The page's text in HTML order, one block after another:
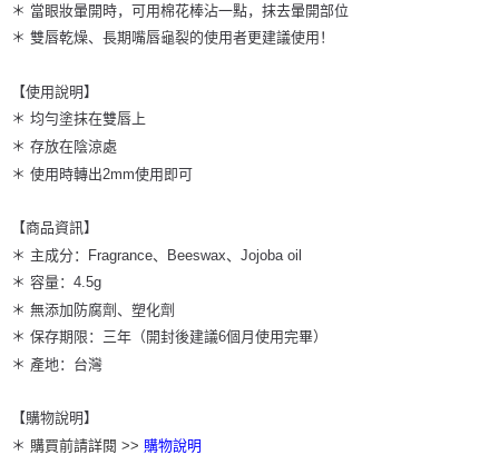
＊ 當眼妝暈開時，可用棉花棒沾一點，抹去暈開部位
＊ 雙唇乾燥、長期嘴唇龜裂的使用者更建議使用！
【使用說明】
＊ 均勻塗抹在雙唇上
＊ 存放在陰涼處
＊ 使用時轉出2mm使用即可
【商品資訊】
＊ 主成分：Fragrance、Beeswax、Jojoba oil
＊ 容量：4.5g
＊ 無添加防腐劑、塑化劑
＊ 保存期限：三年（開封後建議6個月使用完畢）
＊ 產地：台灣
【購物說明】
＊ 購買前請詳閱 >> 購物說明